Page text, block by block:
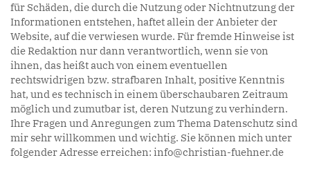
für Schäden, die durch die Nutzung oder Nichtnutzung der
Informationen entstehen, haftet allein der Anbieter der
Website, auf die verwiesen wurde. Für fremde Hinweise ist
die Redaktion nur dann verantwortlich, wenn sie von
ihnen, das heißt auch von einem eventuellen
rechtswidrigen bzw. strafbaren Inhalt, positive Kenntnis
hat, und es technisch in einem überschaubaren Zeitraum
möglich und zumutbar ist, deren Nutzung zu verhindern.
Ihre Fragen und Anregungen zum Thema Datenschutz sind
mir sehr willkommen und wichtig. Sie können mich unter
folgender Adresse erreichen: info@christian-fuehner.de